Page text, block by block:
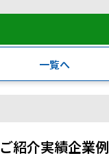
一覧へ
ご紹介実績企業例
法人向けページ